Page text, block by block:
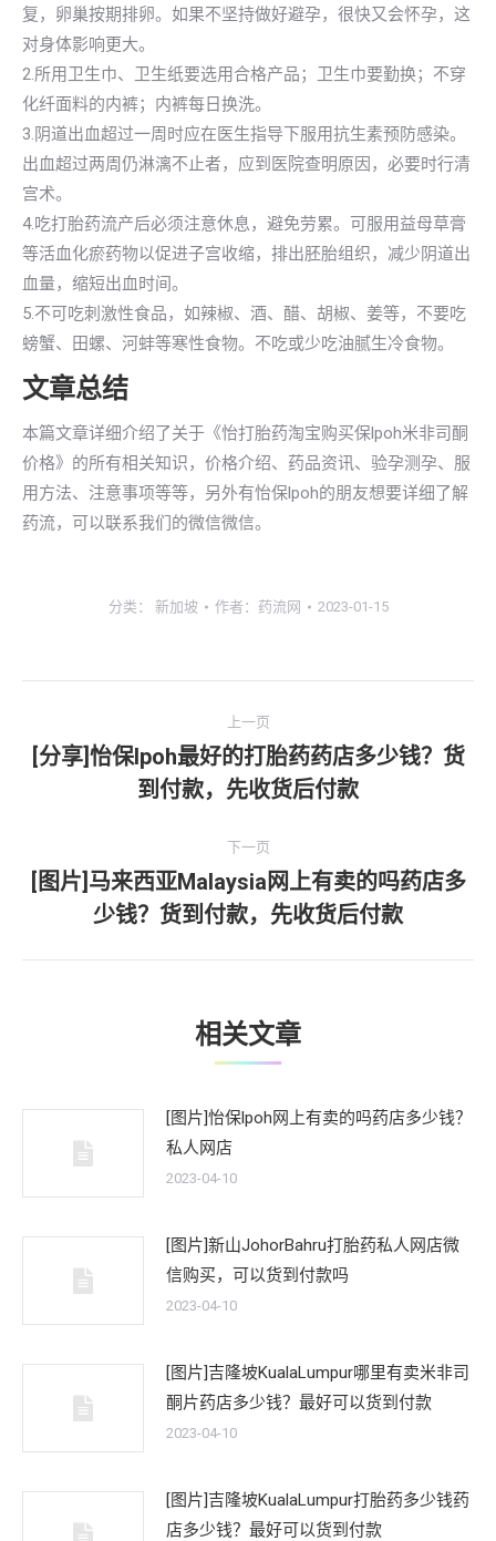
复，卵巢按期排卵。如果不坚持做好避孕，很快又会怀孕，这
对身体影响更大。
2.所用卫生巾、卫生纸要选用合格产品；卫生巾要勤换；不穿
化纤面料的内裤；内裤每日换洗。
3.阴道出血超过一周时应在医生指导下服用抗生素预防感染。
出血超过两周仍淋漓不止者，应到医院查明原因，必要时行清
宫术。
4.吃打胎药流产后必须注意休息，避免劳累。可服用益母草膏
等活血化瘀药物以促进子宫收缩，排出胚胎组织，减少阴道出
血量，缩短出血时间。
5.不可吃刺激性食品，如辣椒、酒、醋、胡椒、姜等，不要吃
螃蟹、田螺、河蚌等寒性食物。不吃或少吃油腻生冷食物。
文章总结
本篇文章详细介绍了关于《怡打胎药淘宝购买保lpoh米非司酮
价格》的所有相关知识，价格介绍、药品资讯、验孕测孕、服
用方法、注意事项等等，另外有怡保lpoh的朋友想要详细了解
药流，可以联系我们的微信微信。
分类： 新加坡 作者： 药流网 2023-01-15
章
上一页
上
一
[分享]怡保lpoh最好的打胎药药店多少钱？货
到付款，先收货后付款
下一页
一
文
[图片]马来西亚Malaysia网上有卖的吗药店多
少钱？货到付款，先收货后付款
相关文章
[图片]怡保lpoh网上有卖的吗药店多少钱？
私人网店
2023-04-10
[图片]新山JohorBahru打胎药私人网店微
信购买，可以货到付款吗
2023-04-10
[图片]吉隆坡KualaLumpur哪里有卖米非司
酮片药店多少钱？最好可以货到付款
2023-04-10
[图片]吉隆坡KualaLumpur打胎药多少钱药
店多少钱？最好可以货到付款